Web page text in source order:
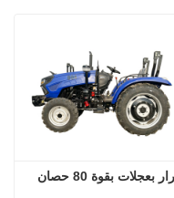
بعجلات بقوة 80 حصان